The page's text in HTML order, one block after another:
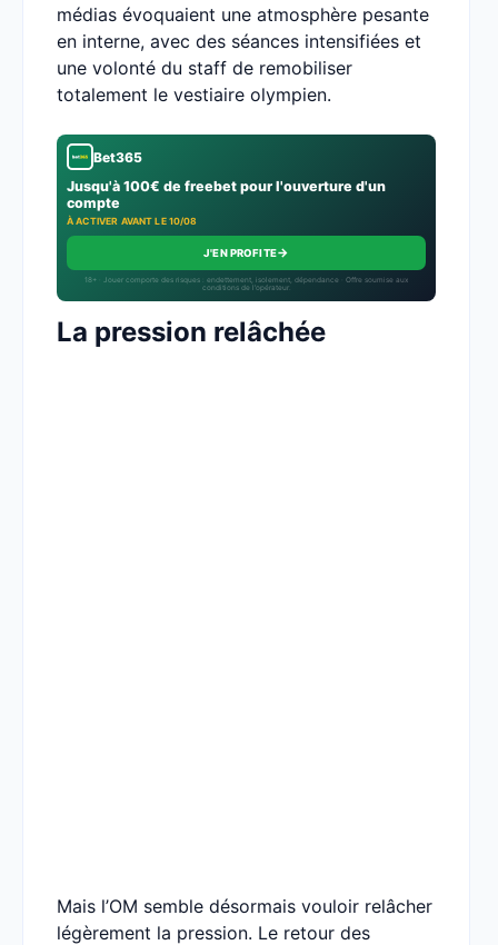
médias évoquaient une atmosphère pesante
en interne, avec des séances intensifiées et
une volonté du staff de remobiliser
totalement le vestiaire olympien.
Bet365
Jusqu'à 100€ de freebet pour l'ouverture d'un
compte
À ACTIVER AVANT LE 10/08
J'EN PROFITE→
18+ · Jouer comporte des risques : endettement, isolement, dépendance · Offre soumise aux
conditions de l’opérateur.
La pression relâchée
Mais l’OM semble désormais vouloir relâcher
légèrement la pression. Le retour des